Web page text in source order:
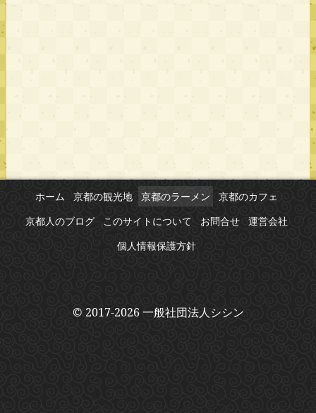
ホーム 京都の観光地 京都のラーメン
京都のカフェ
京都人のブログ
このサイトについて お問合せ
運営会社
個人情報保護方針
© 2017-2026 一般社団法人シシン